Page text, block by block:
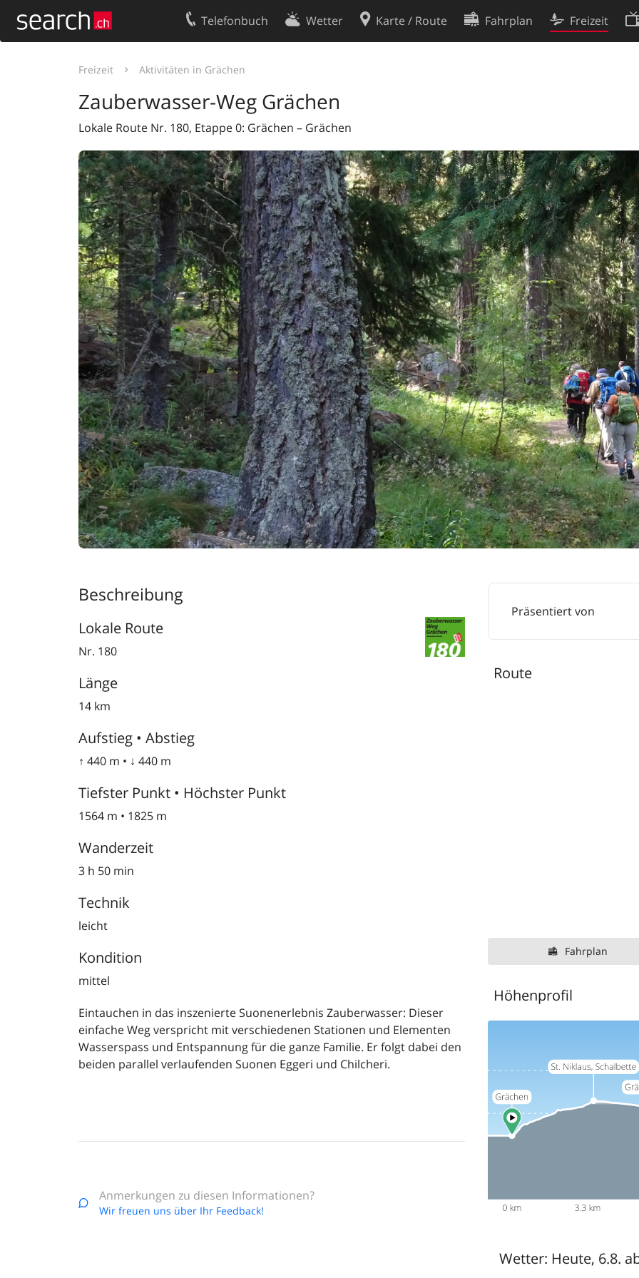
Telefonbuch Wetter Karte / Route Fahrplan Freizeit
Freizeit Aktivitäten in Grächen
Zauberwasser-Weg Grächen
Lokale Route Nr. 180, Etappe 0: Grächen – Grächen
Beschreibung
Lokale Route
Nr. 180
Länge
14 km
Aufstieg • Abstieg
↑ 440 m • ↓ 440 m
Tiefster Punkt • Höchster Punkt
1564 m • 1825 m
Wanderzeit
3 h 50 min
Technik
leicht
Kondition
mittel
Eintauchen in das inszenierte Suonenerlebnis Zauberwasser: Dieser
einfache Weg verspricht mit verschiedenen Stationen und Elementen
Wasserspass und Entspannung für die ganze Familie. Er folgt dabei den
beiden parallel verlaufenden Suonen Eggeri und Chilcheri.
Anmerkungen zu diesen Informationen?
Wir freuen uns über Ihr Feedback!
Präsentiert von
Route
Fahrplan
Höhenprofil
Wetter: Heute, 6.8.
Datenschutzerklärung